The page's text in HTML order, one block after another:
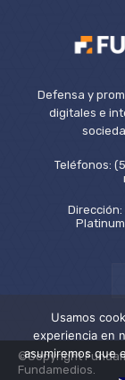
Defensa y
digitales e
Teléfonos:
©Copyright
Fundamedios.
Usamos
experiencia en
asumiremos que